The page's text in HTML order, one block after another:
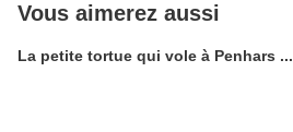
Vous aimerez aussi
La petite tortue qui vole à Penhars ...